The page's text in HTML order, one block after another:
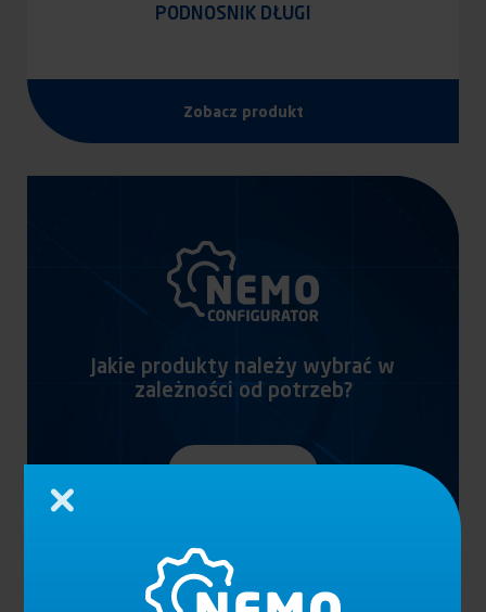
PODNOSNIK DŁUGI
Zobacz produkt
Jakie produkty należy wybrać w
zależności od potrzeb?